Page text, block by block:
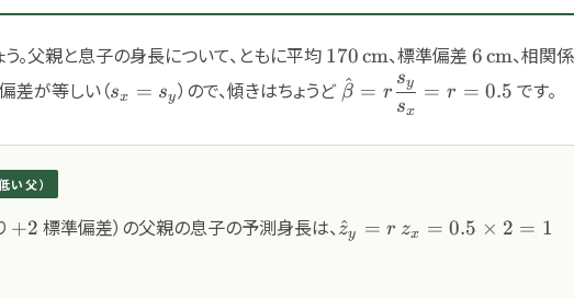
。父親と息子の身長について、ともに平均 170\,\text{cm}
170cm、標準偏差6 cm、相関
差が等しい（s_x=s_y
sx = sy）ので、傾きはちょうど
{s_x}=r=0.5
β
^ = r
sx
sy = r = 0.5 です。
い父）
+2
+2 標準偏差）の父親の息子の予測身長は、
2=1
z
^y = r zx = 0.5 × 2 = 1